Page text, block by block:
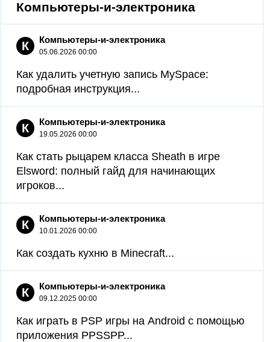
Компьютеры-и-электроника
К Компьютеры-и-электроника
05.06.2026 00:00
Как удалить учетную запись MySpace:
подробная инструкция...
К Компьютеры-и-электроника
19.05.2026 00:00
Как стать рыцарем класса Sheath в игре
Elsword: полный гайд для начинающих
игроков...
К Компьютеры-и-электроника
10.01.2026 00:00
Как создать кухню в Minecraft...
К Компьютеры-и-электроника
09.12.2025 00:00
Как играть в PSP игры на Android с помощью
приложения PPSSPP...